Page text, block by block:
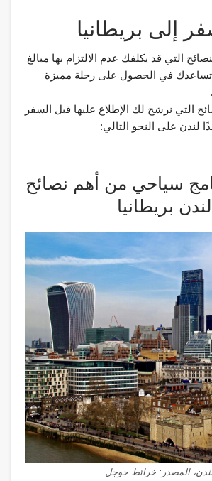
إلى بريطانيا
التي قد يكلفك عدم الالتزام بها مبالغ
تساعدك في الحصول على رحلة مميزة
التي نرشح لك الإطلاع عليها قبل السفر
لندن على النحو التالي:
سياحي من أهم نصائح
بريطانيا
المصدر: خرائط جوجل